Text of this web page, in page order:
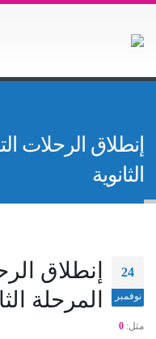
إنطلاق الرحلات
الثانوية
24
نوفمبر
إنطلاق
المرحلة
مثل: 0